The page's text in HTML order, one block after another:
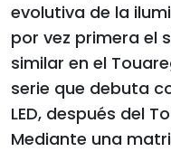
evolutiva de la
por vez primera el
similar en el
serie que debuta
LED, después del
Mediante una